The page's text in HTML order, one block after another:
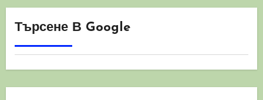
Търсене В Google